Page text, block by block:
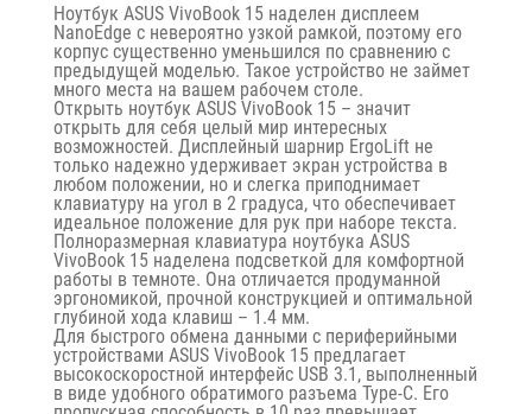
Ноутбук ASUS VivoBook 15 наделен дисплеем
NanoEdge с невероятно узкой рамкой, поэтому его
корпус существенно уменьшился по сравнению с
предыдущей моделью. Такое устройство не займет
много места на вашем рабочем столе.
Открыть ноутбук ASUS VivoBook 15 – значит
открыть для себя целый мир интересных
возможностей. Дисплейный шарнир ErgoLift не
только надежно удерживает экран устройства в
любом положении, но и слегка приподнимает
клавиатуру на угол в 2 градуса, что обеспечивает
идеальное положение для рук при наборе текста.
Полноразмерная клавиатура ноутбука ASUS
VivoBook 15 наделена подсветкой для комфортной
работы в темноте. Она отличается продуманной
эргономикой, прочной конструкцией и оптимальной
глубиной хода клавиш – 1.4 мм.
Для быстрого обмена данными с периферийными
устройствами ASUS VivoBook 15 предлагает
высокоскоростной интерфейс USB 3.1, выполненный
в виде удобного обратимого разъема Type-C. Его